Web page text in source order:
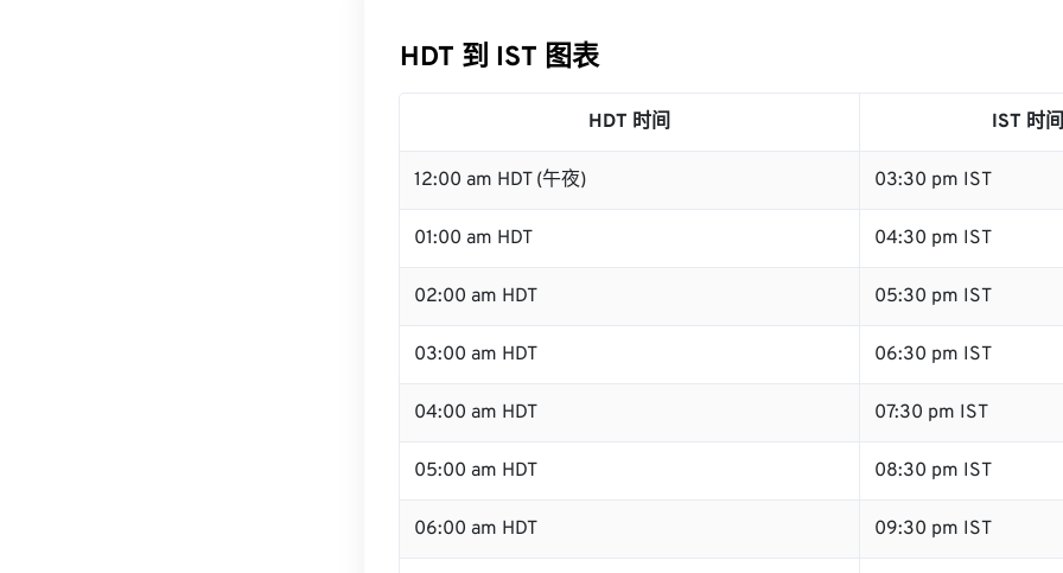
HDT 到 IST 图表
HDT 时间 IST 时间
12:00 am HDT (午夜) 03:30 pm IST
01:00 am HDT 04:30 pm IST
02:00 am HDT 05:30 pm IST
03:00 am HDT 06:30 pm IST
04:00 am HDT 07:30 pm IST
05:00 am HDT 08:30 pm IST
06:00 am HDT 09:30 pm IST